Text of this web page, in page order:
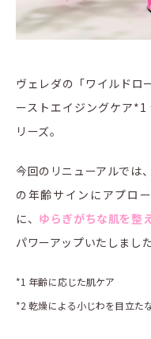
ヴェレダの「ワイルドロ
ーストエイジングケア*1
リーズ。
今回のリニューアルでは
の年齢サインにアプロ
に、 ゆらぎがちな肌を整
パワーアップいたしました
*1 年齢に応じた肌ケア
*2 乾燥による小じわを目立た